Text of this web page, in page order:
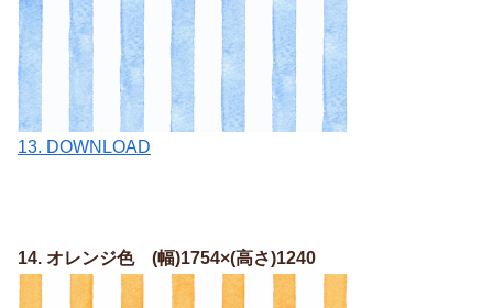
13. DOWNLOAD
14. オレンジ色 (幅)1754×(高さ)1240